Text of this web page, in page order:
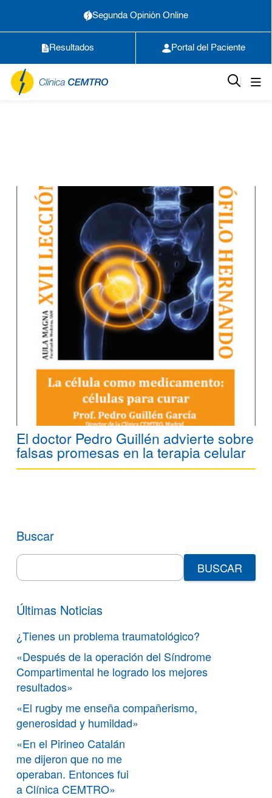
Segunda Opinión Online
Resultados Portal del Paciente
El doctor Pedro Guillén advierte sobre
falsas promesas en la terapia celular
Buscar
Search
for:
Últimas Noticias
¿Tienes un problema traumatológico?
«Después de la operación del Síndrome
Compartimental he logrado los mejores
resultados»
«El rugby me enseña compañerismo,
generosidad y humildad»
«En el Pirineo Catalán
me dijeron que no me
operaban. Entonces fui
a Clínica CEMTRO»